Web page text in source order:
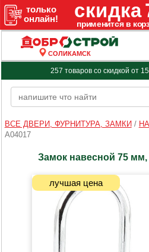
СОЛИКАМСК
257 товаров со скидкой от
ВСЕ ДВЕРИ, ФУРНИТУРА, ЗАМКИ /
A04017
Замок навесной 75 мм,